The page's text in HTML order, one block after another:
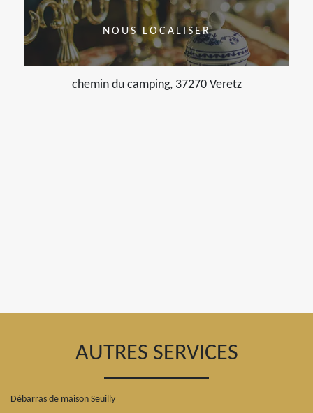
NOUS LOCALISER
chemin du camping, 37270 Veretz
AUTRES SERVICES
Débarras de maison Seuilly